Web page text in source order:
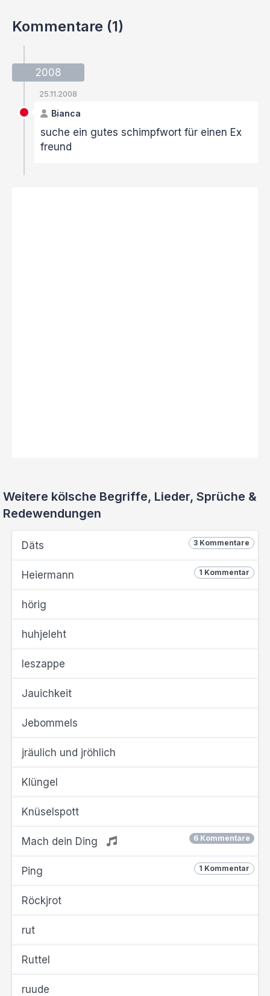
Kommentare (1)
2008
25.11.2008
Bianca
suche ein gutes schimpfwort für einen Ex
freund
Weitere kölsche Begriffe, Lieder, Sprüche &
Redewendungen
3 Kommentare
Däts
1 Kommentar
Heiermann
hörig
huhjeleht
Ieszappe
Jauichkeit
Jebommels
jräulich und jröhlich
Klüngel
Knüselspott
6 Kommentare
Mach dein Ding
1 Kommentar
Ping
Röckjrot
rut
Ruttel
ruude